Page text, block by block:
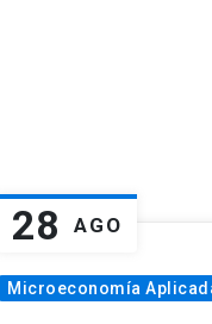
28 AGO
Microeconomía